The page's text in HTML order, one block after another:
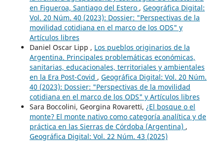
en Figueroa, Santiago del Estero , Geográfica Digital:
Vol. 20 Núm. 40 (2023): Dossier: "Perspectivas de la
movilidad cotidiana en el marco de los ODS" y
Artículos libres
Daniel Oscar Lipp , Los pueblos originarios de la
Argentina. Principales problemáticas económicas,
sanitarias, educacionales, territoriales y ambientales
en la Era Post-Covid , Geográfica Digital: Vol. 20 Núm.
40 (2023): Dossier: "Perspectivas de la movilidad
cotidiana en el marco de los ODS" y Artículos libres
Sara Boccolini, Georgina Rovaretti, ¿El bosque o el
monte? El monte nativo como categoría analítica y de
práctica en las Sierras de Córdoba (Argentina) ,
Geográfica Digital: Vol. 22 Núm. 43 (2025)